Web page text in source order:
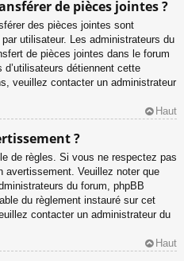
de pièces jointes ?
des pièces jointes sont
utilisateur. Les administrateurs du
de pièces jointes dans le forum
détiennent cette
veuillez contacter un administrateur
Haut
?
de règles. Si vous ne respectez pas
avertissement. Veuillez noter que
du forum, phpBB
du règlement instauré sur cet
contacter un administrateur du
Haut